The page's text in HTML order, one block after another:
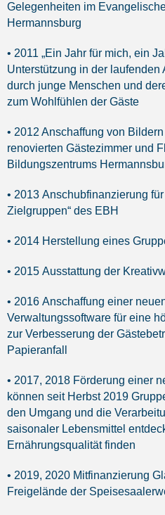
Gelegenheiten im
Hermannsburg
• 2011 „Ein Jahr für mich, ein
Unterstützung in der
durch junge Menschen und
zum Wohlfühlen der Gäste
• 2012 Anschaffung von
renovierten Gästezimmer und
Bildungszentrums
• 2013 Anschubfinanzierung
Zielgruppen“ des EBH
• 2014 Herstellung eines
• 2015 Ausstattung der
• 2016 Anschaffung einer
Verwaltungssoftware für eine
zur Verbesserung der
Papieranfall
• 2017, 2018 Förderung einer
können seit Herbst 2019
den Umgang und die
saisonaler Lebensmittel
Ernährungsqualität finden
• 2019, 2020 Mitfinanzierung
Freigelände der